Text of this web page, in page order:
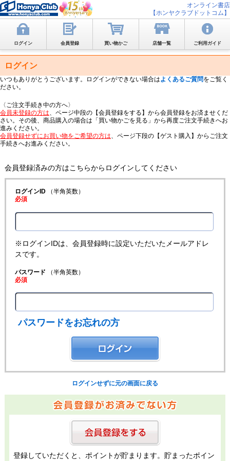
オンライン書店
【ホンヤクラブドットコム】
ログイン 会員登録 買い物かご 店舗一覧 ご利用ガイド
ログイン
いつもありがとうございます。ログインができない場合はよくあるご質問をご覧く
ださい。
〈ご注文手続き中の方へ〉
会員未登録の方は、ページ中段の【会員登録をする】から会員登録をお済ませくだ
さい。その後、商品購入の場合は「買い物かごを見る」から再度ご注文手続きへお
進みください。
会員登録せずにお買い物をご希望の方は、ページ下段の【ゲスト購入】からご注文
手続きへお進みください。
会員登録済みの方はこちらからログインしてください
ログインID（半角英数）
必須
※ログインIDは、会員登録時に設定いただいたメールアドレ
スです。
パスワード （半角英数）
必須
パスワードをお忘れの方
ログインせずに元の画面に戻る
登録していただくと、ポイントが貯まります。貯まったポイン